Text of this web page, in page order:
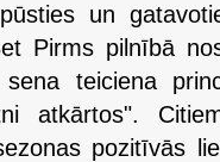
un
Pirms pilnībā
teiciena
atkārtos".
pozitīvās